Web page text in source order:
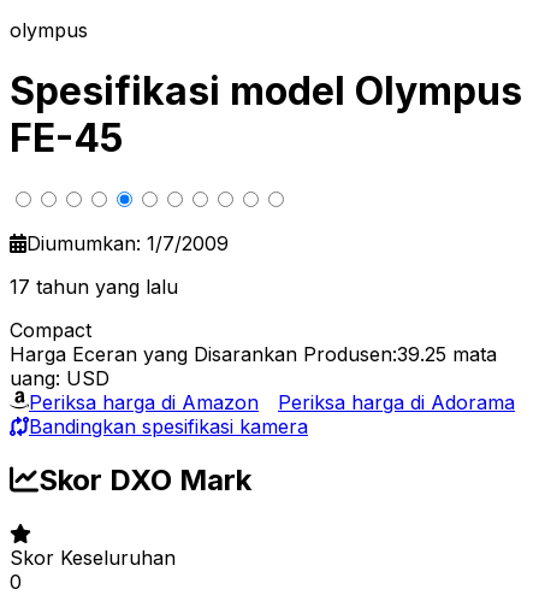
olympus
Spesifikasi model Olympus
FE-45
Diumumkan: 1/7/2009
17 tahun yang lalu
Compact
Harga Eceran yang Disarankan Produsen:39.25 mata
uang: USD
Periksa harga di Amazon
Periksa harga di Adorama
Bandingkan spesifikasi kamera
Skor DXO Mark
Skor Keseluruhan
0